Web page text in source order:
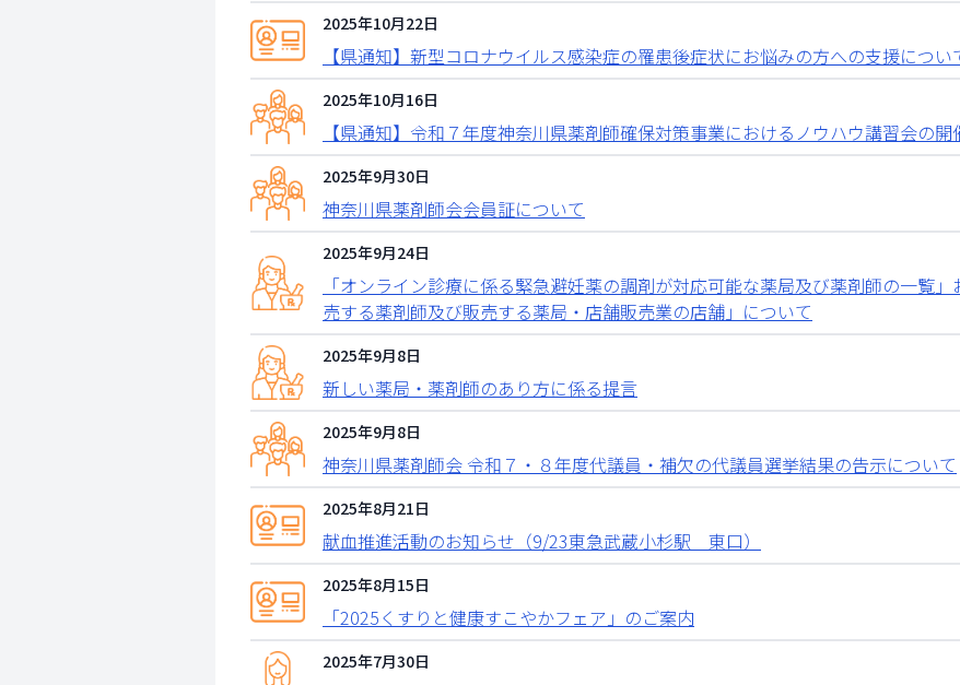
2025年10月22日
【県通知】新型コロナウイルス感染症の罹患後症状にお悩みの方への支援につい
2025年10月16日
【県通知】令和７年度神奈川県薬剤師確保対策事業におけるノウハウ講習会の開
2025年9月30日
神奈川県薬剤師会会員証について
2025年9月24日
「オンライン診療に係る緊急避妊薬の調剤が対応可能な薬局及び薬剤師の一覧
売する薬剤師及び販売する薬局・店舗販売業の店舗」について
2025年9月8日
新しい薬局・薬剤師のあり方に係る提言
2025年9月8日
神奈川県薬剤師会 令和７・８年度代議員・補欠の代議員選挙結果の告示について
2025年8月21日
献血推進活動のお知らせ（9/23東急武蔵小杉駅 東口）
2025年8月15日
「2025くすりと健康すこやかフェア」のご案内
2025年7月30日